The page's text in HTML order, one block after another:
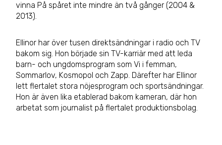
vinna På spåret inte mindre än två gånger (2004 &
2013).
Ellinor har över tusen direktsändningar i radio och TV
bakom sig. Hon började sin TV-karriär med att leda
barn- och ungdomsprogram som Vi i femman,
Sommarlov, Kosmopol och Zapp. Därefter har Ellinor
lett flertalet stora nöjesprogram och sportsändningar.
Hon är även lika etablerad bakom kameran, där hon
arbetat som journalist på flertalet produktionsbolag.